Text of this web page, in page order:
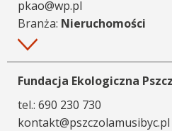
pkao@wp.pl
Branża: Nieruchomości
Więcej
Fundacja Ekologiczna
tel.: 690 230 730
kontakt@pszczolamusibyc.pl